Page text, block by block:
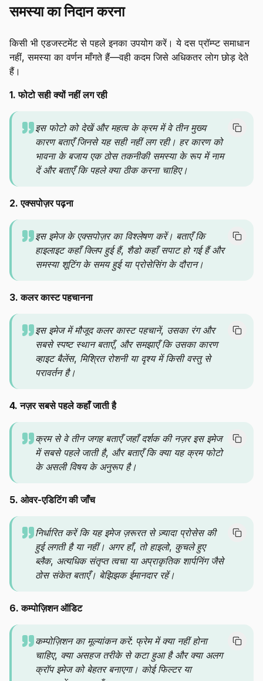
समस्या का निदान करना
किसी भी एडजस्टमेंट से पहले इनका उपयोग करें। ये दस प्रॉम्प्ट समाधान
नहीं, समस्या का वर्णन माँगते हैं—वही कदम जिसे अधिकतर लोग छोड़ देते
हैं।
1. फोटो सही क्यों नहीं लग रही
इस फोटो को देखें और महत्व के क्रम में वे तीन मुख्य
कारण बताएँ जिनसे यह सही नहीं लग रही। हर कारण को
भावना के बजाय एक ठोस तकनीकी समस्या के रूप में नाम
दें और बताएँ कि पहले क्या ठीक करना चाहिए।
2. एक्सपोज़र पढ़ना
इस इमेज के एक्सपोज़र का विश्लेषण करें। बताएँ कि
हाइलाइट कहाँ क्लिप हुई हैं, शैडो कहाँ सपाट हो गई हैं और
समस्या शूटिंग के समय हुई या प्रोसेसिंग के दौरान।
3. कलर कास्ट पहचानना
इस इमेज में मौजूद कलर कास्ट पहचानें, उसका रंग और
सबसे स्पष्ट स्थान बताएँ, और समझाएँ कि उसका कारण
व्हाइट बैलेंस, मिश्रित रोशनी या दृश्य में किसी वस्तु से
परावर्तन है।
4. नज़र सबसे पहले कहाँ जाती है
क्रम से वे तीन जगह बताएँ जहाँ दर्शक की नज़र इस इमेज
में सबसे पहले जाती है, और बताएँ कि क्या यह क्रम फोटो
के असली विषय के अनुरूप है।
5. ओवर-एडिटिंग की जाँच
निर्धारित करें कि यह इमेज ज़रूरत से ज़्यादा प्रोसेस की
हुई लगती है या नहीं। अगर हाँ, तो हाइलो, कुचले हुए
ब्लैक, अत्यधिक संतृप्त त्वचा या अप्राकृतिक शार्पनिंग जैसे
ठोस संकेत बताएँ। बेझिझक ईमानदार रहें।
6. कम्पोज़िशन ऑडिट
कम्पोज़िशन का मूल्यांकन करें: फ्रेम में क्या नहीं होना
चाहिए, क्या असहज तरीके से कटा हुआ है और क्या अलग
क्रॉप इमेज को बेहतर बनाएगा। कोई फिल्टर या